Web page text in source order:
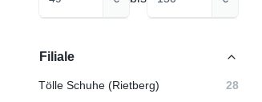
Filiale
Tölle Schuhe (Rietberg) 28